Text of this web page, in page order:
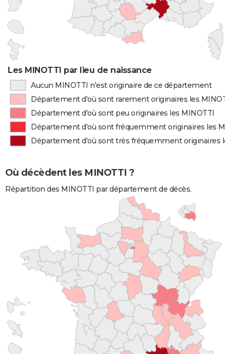
Les MINOTTI par lieu de naissance
Aucun MINOTTI n'est originaire de ce département
Département d'où sont rarement originaires les
Département d'où sont peu originaires les MINOTTI
Département d'où sont fréquemment originaires les
Département d'où sont très fréquemment originaires
Où décèdent les MINOTTI ?
Répartition des MINOTTI par département de décès.